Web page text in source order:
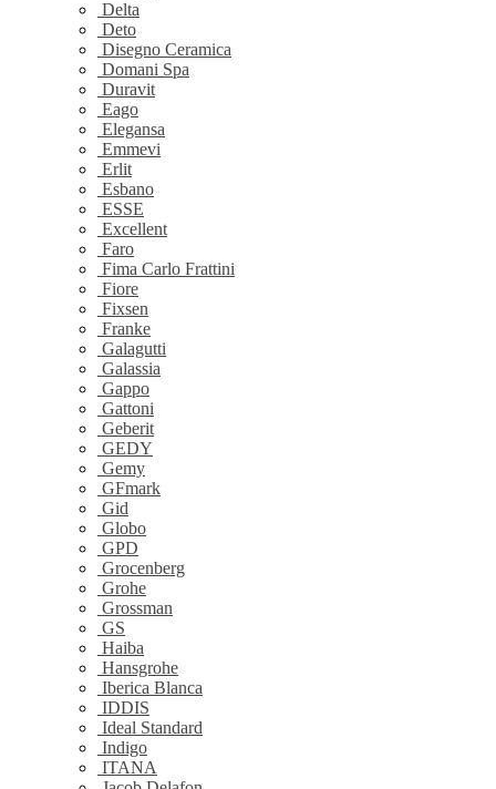
Delta
Deto
Disegno Ceramica
Domani Spa
Duravit
Eago
Elegansa
Emmevi
Erlit
Esbano
ESSE
Excellent
Faro
Fima Carlo Frattini
Fiore
Fixsen
Franke
Galagutti
Galassia
Gappo
Gattoni
Geberit
GEDY
Gemy
GFmark
Gid
Globo
GPD
Grocenberg
Grohe
Grossman
GS
Haiba
Hansgrohe
Iberica Blanca
IDDIS
Ideal Standard
Indigo
ITANA